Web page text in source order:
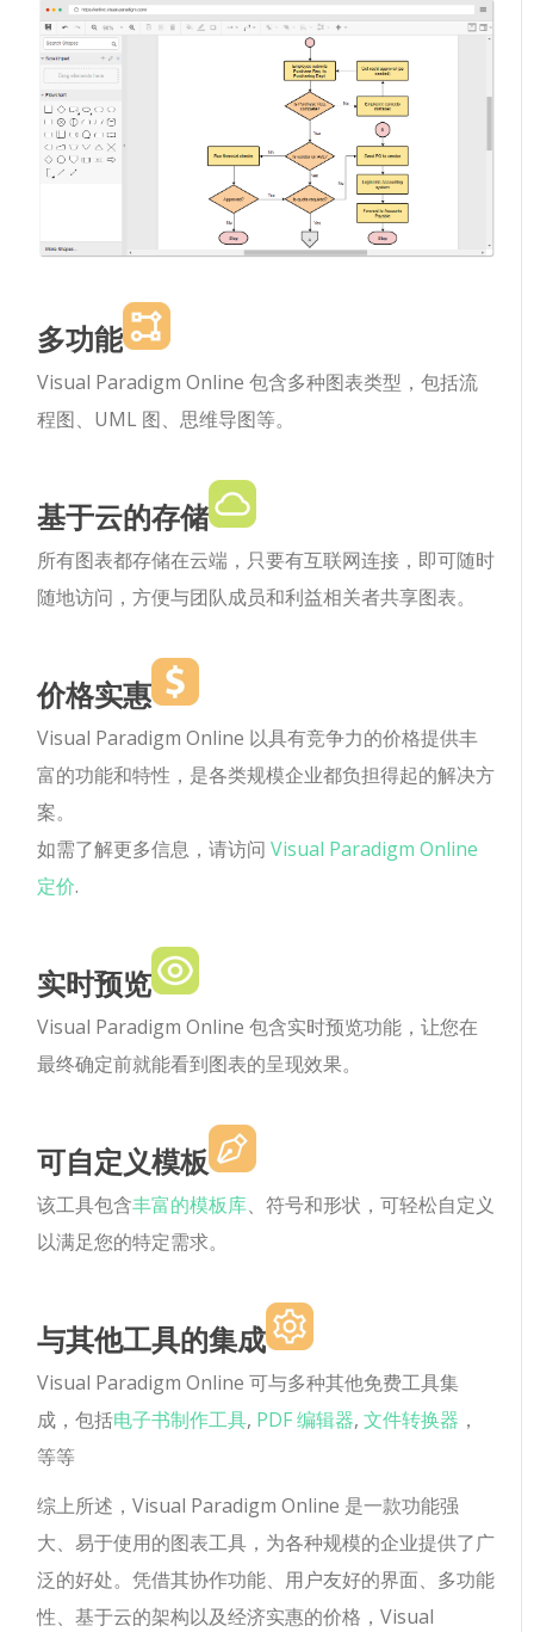
多功能
Visual Paradigm Online 包含多种图表类型，包括流
程图、UML 图、思维导图等。
基于云的存储
所有图表都存储在云端，只要有互联网连接，即可随时
随地访问，方便与团队成员和利益相关者共享图表。
价格实惠
Visual Paradigm Online 以具有竞争力的价格提供丰
富的功能和特性，是各类规模企业都负担得起的解决方
案。
如需了解更多信息，请访问 Visual Paradigm Online
定价.
实时预览
Visual Paradigm Online 包含实时预览功能，让您在
最终确定前就能看到图表的呈现效果。
可自定义模板
该工具包含丰富的模板库、符号和形状，可轻松自定义
以满足您的特定需求。
与其他工具的集成
Visual Paradigm Online 可与多种其他免费工具集
成，包括电子书制作工具, PDF 编辑器,文件转换器 ，
等等
综上所述，Visual Paradigm Online 是一款功能强
大、易于使用的图表工具，为各种规模的企业提供了广
泛的好处。凭借其协作功能、用户友好的界面、多功能
性、基于云的架构以及经济实惠的价格，Visual